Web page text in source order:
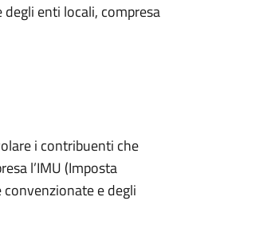
enti locali, compresa
i contribuenti che
l’IMU (Imposta
e degli